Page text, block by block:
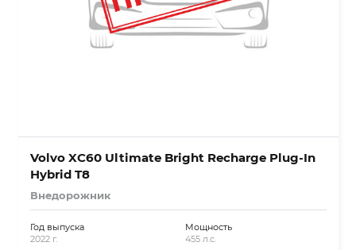
Volvo XC60 Ultimate Bright Recharge Plug-In
Hybrid T8
Внедорожник
Год выпуска
2022 г.
Мощность
455 л.с.